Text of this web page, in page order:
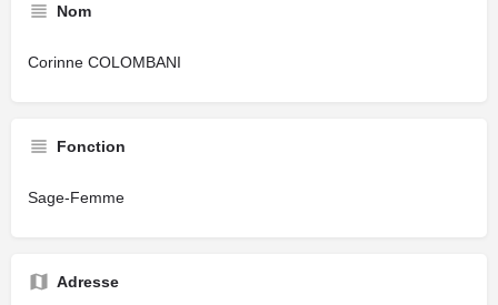
Nom
Corinne COLOMBANI
Fonction
Sage-Femme
Adresse